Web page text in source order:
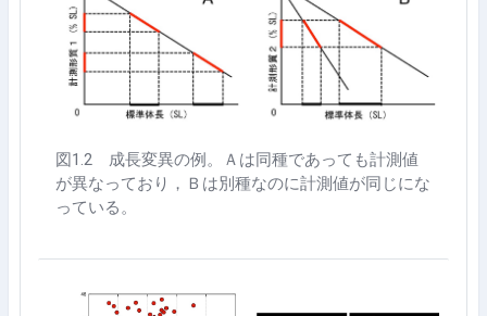
図 1.2 成長変異の例。Ａは同種であっても計測値
が異なっており，Ｂは別種なのに計測値が同じにな
っている。